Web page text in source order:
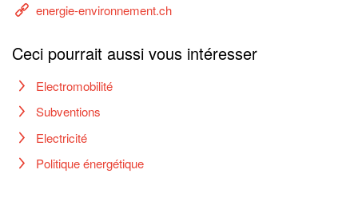
energie-environnement.ch
Ceci pourrait aussi vous intéresser
Electromobilité
Subventions
Electricité
Politique énergétique